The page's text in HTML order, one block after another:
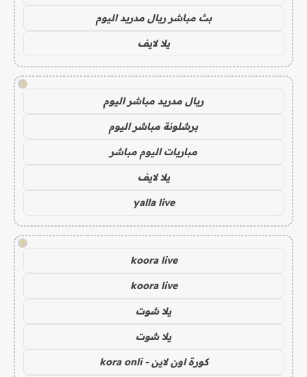
بث مباشر ريال مدريد اليوم
يلا لايف
!
ريال مدريد مباشر اليوم
برشلونة مباشر اليوم
مباريات اليوم مباشر
يلا لايف
yalla live
!
koora live
koora live
يلا شوت
يلا شوت
كورة اون لاين - kora onli